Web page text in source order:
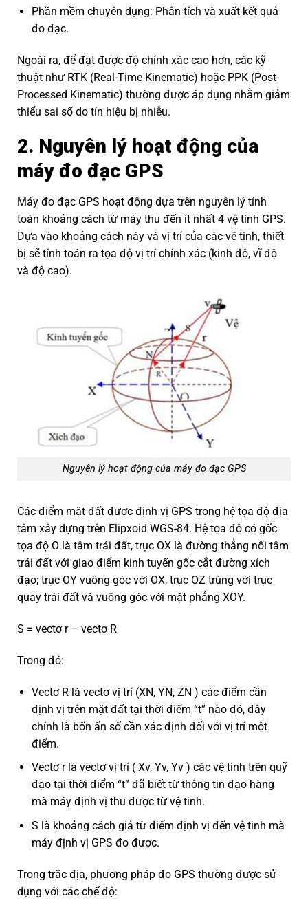
Phần mềm chuyên dụng: Phân tích và xuất kết quả
đo đạc.
Ngoài ra, để đạt được độ chính xác cao hơn, các kỹ
thuật như RTK (Real-Time Kinematic) hoặc PPK (Post-
Processed Kinematic) thường được áp dụng nhằm giảm
thiểu sai số do tín hiệu bị nhiễu.
2. Nguyên lý hoạt động của
máy đo đạc GPS
Máy đo đạc GPS hoạt động dựa trên nguyên lý tính
toán khoảng cách từ máy thu đến ít nhất 4 vệ tinh GPS.
Dựa vào khoảng cách này và vị trí của các vệ tinh, thiết
bị sẽ tính toán ra tọa độ vị trí chính xác (kinh độ, vĩ độ
và độ cao).
Nguyên lý hoạt động của máy đo đạc GPS
Các điểm mặt đất được định vị GPS trong hệ tọa độ địa
tâm xây dựng trên Elipxoid WGS-84. Hệ tọa độ có gốc
tọa độ O là tâm trái đất, trục OX là đường thẳng nối tâm
trái đất với giao điểm kinh tuyến gốc cắt đường xích
đạo; trục OY vuông góc với OX, trục OZ trùng với trục
quay trái đất và vuông góc với mặt phẳng XOY.
S = vectơ r – vectơ R
Trong đó:
Vectơ R là vectơ vị trí (XN, YN, ZN ) các điểm cần
định vị trên mặt đất tại thời điểm “t” nào đó, đây
chính là bốn ẩn số cần xác định đối với vị trí một
điểm.
Vectơ r là vectơ vị trí ( Xv, Yv, Yv ) các vệ tinh trên quỹ
đạo tại thời điểm “t” đã biết từ thông tin đạo hàng
mà máy định vị thu được từ vệ tinh.
S là khoảng cách giả từ điểm định vị đến vệ tinh mà
máy định vị GPS đo được.
Trong trắc địa, phương pháp đo GPS thường được sử
dụng với các chế độ: